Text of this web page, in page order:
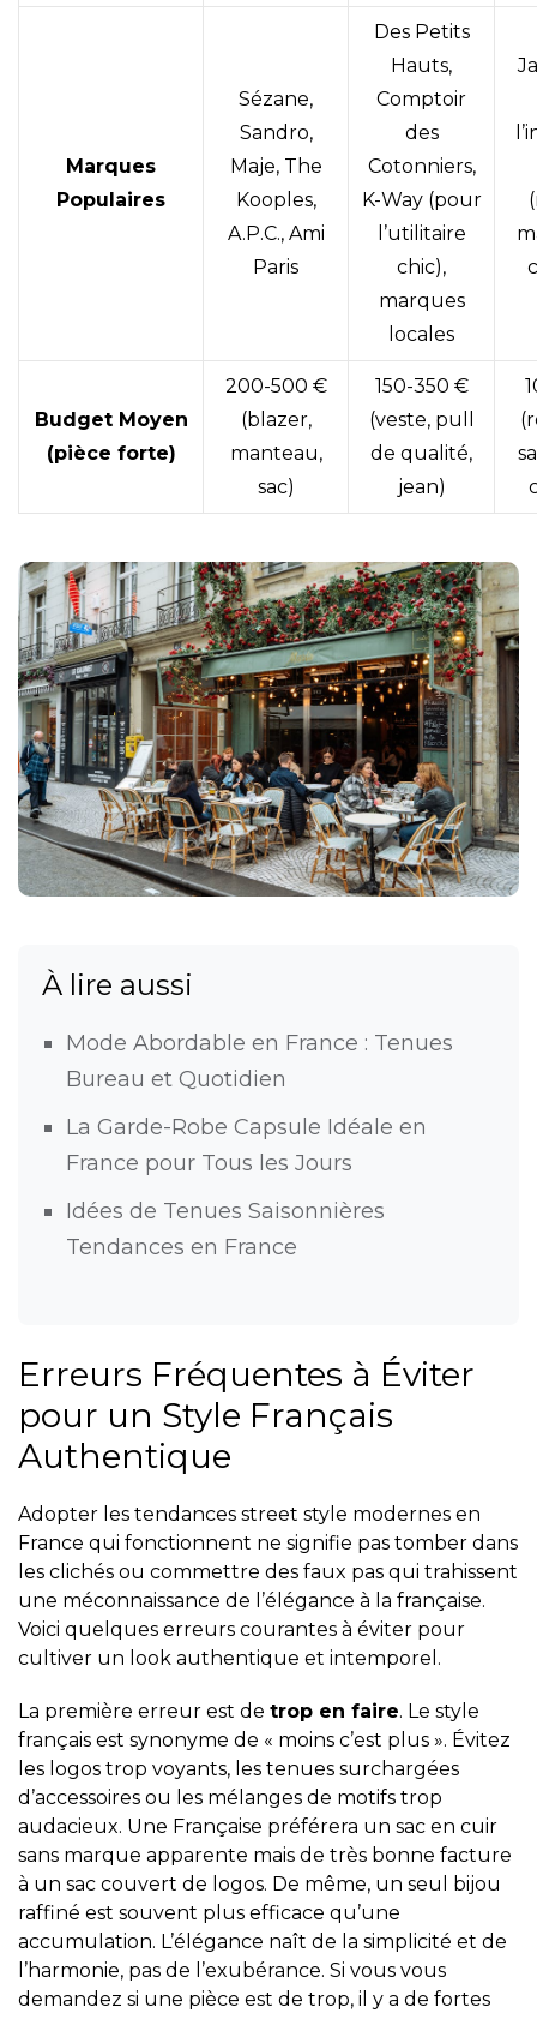
Marques
Populaires
Sézane,
Sandro,
Maje, The
Kooples,
A.P.C., Ami
Paris
Des Petits
Hauts,
Comptoir
des
Cotonniers,
K-Way (pour
l’utilitaire
chic),
marques
locales
Budget Moyen
(pièce forte)
200-500 €
(blazer,
manteau,
sac)
150-350 €
(veste, pull
de qualité,
jean)
À lire aussi
Mode Abordable en France : Tenues
Bureau et Quotidien
La Garde-Robe Capsule Idéale en
France pour Tous les Jours
Idées de Tenues Saisonnières
Tendances en France
Erreurs Fréquentes à Éviter
pour un Style Français
Authentique
Adopter les tendances street style modernes en
France qui fonctionnent ne signifie pas tomber dans
les clichés ou commettre des faux pas qui trahissent
une méconnaissance de l’élégance à la française.
Voici quelques erreurs courantes à éviter pour
cultiver un look authentique et intemporel.
La première erreur est de trop en faire. Le style
français est synonyme de « moins c’est plus ». Évitez
les logos trop voyants, les tenues surchargées
d’accessoires ou les mélanges de motifs trop
audacieux. Une Française préférera un sac en cuir
sans marque apparente mais de très bonne facture
à un sac couvert de logos. De même, un seul bijou
raffiné est souvent plus efficace qu’une
accumulation. L’élégance naît de la simplicité et de
l’harmonie, pas de l’exubérance. Si vous vous
demandez si une pièce est de trop, il y a de fortes